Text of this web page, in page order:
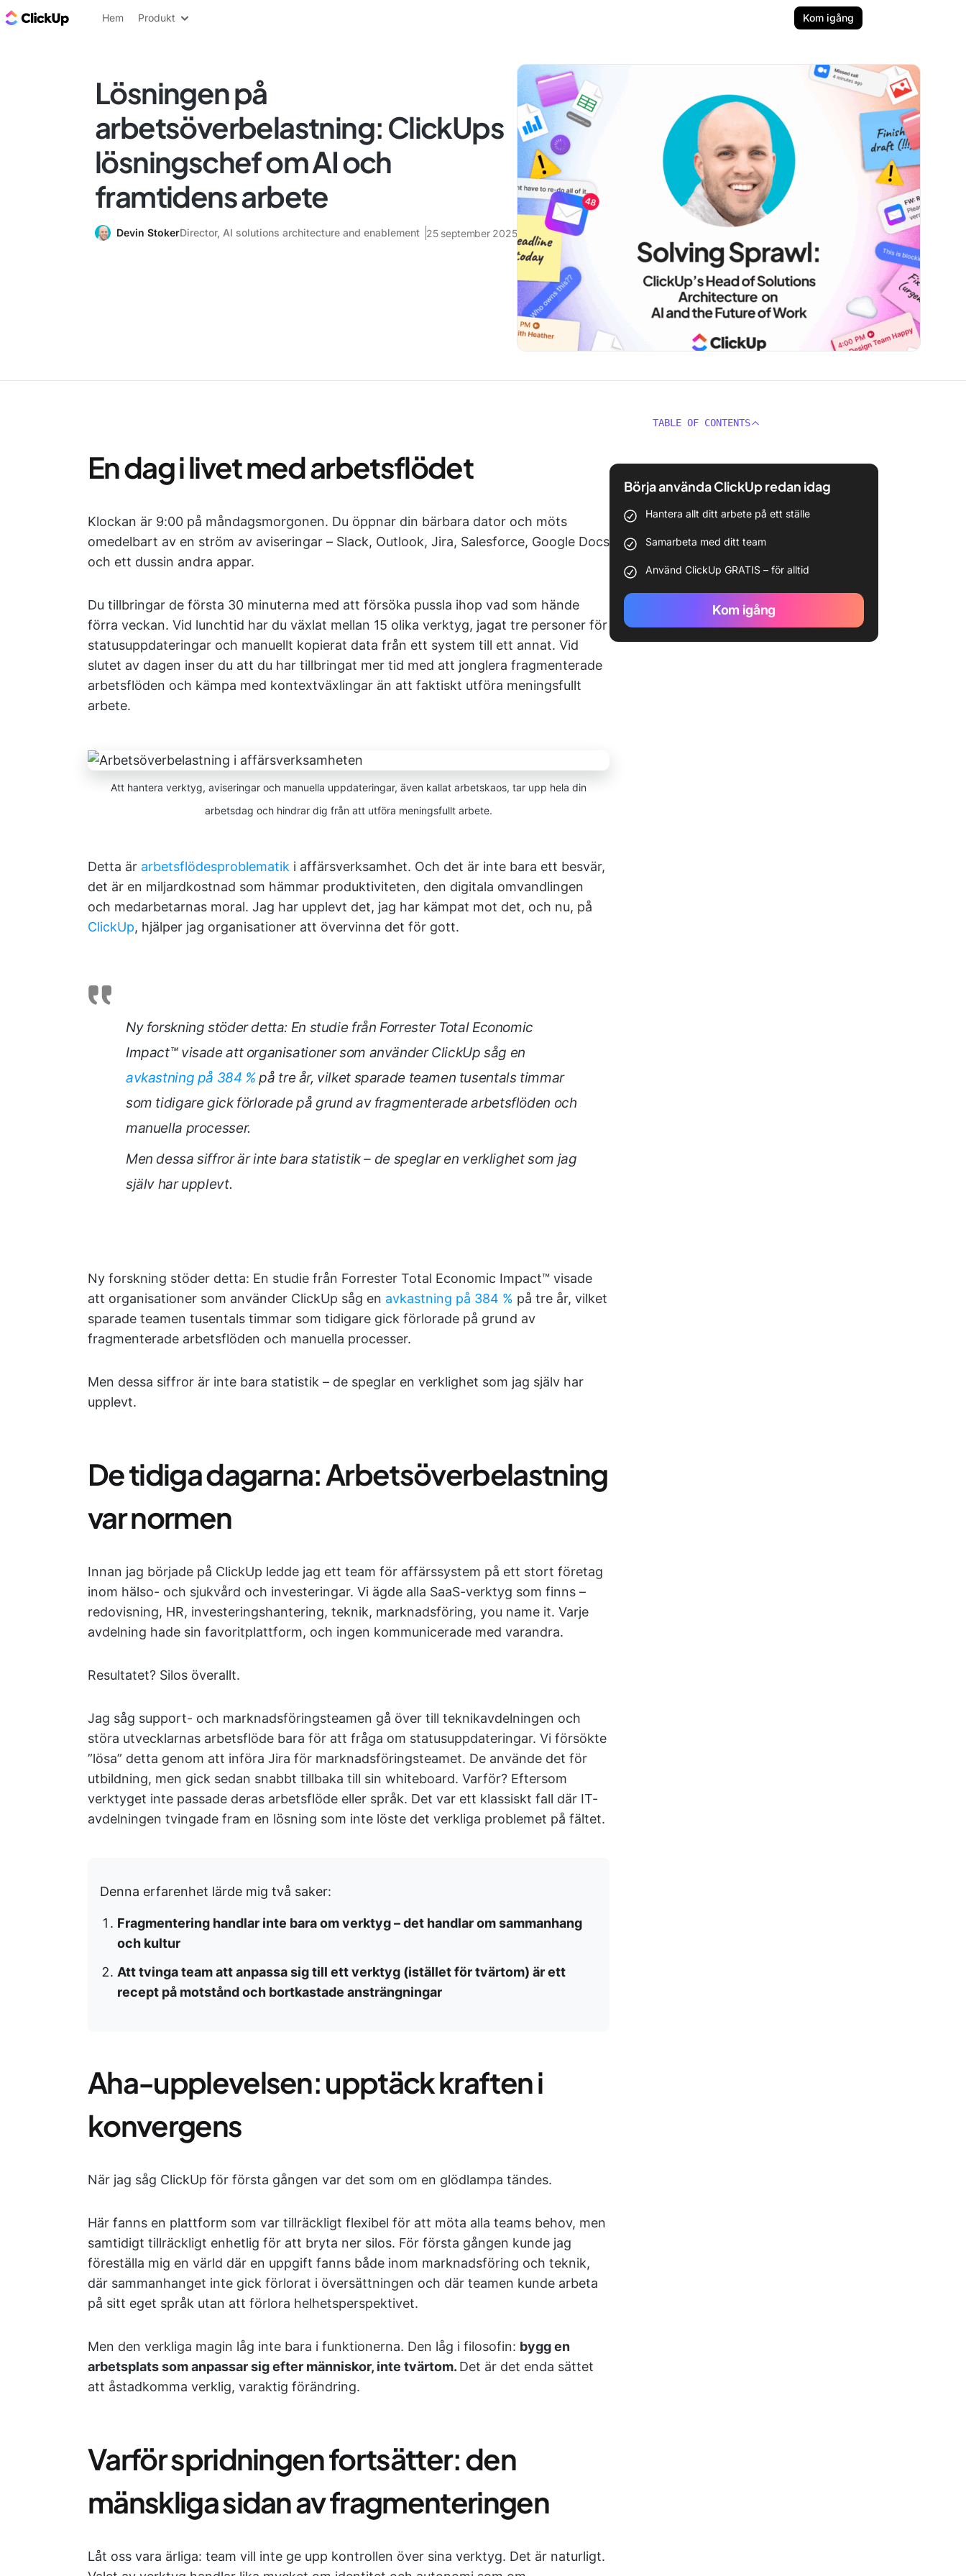
ClickUp-bloggen
Hem Produkt Kom igång
Lösningen på
arbetsöverbelastning: ClickUps
lösningschef om AI och
framtidens arbete
Devin StokerDirector, AI solutions architecture and enablement 25 september 2025
En dag i livet med arbetsflödet
Klockan är 9:00 på måndagsmorgonen. Du öppnar din bärbara dator och möts
omedelbart av en ström av aviseringar – Slack, Outlook, Jira, Salesforce, Google Docs
och ett dussin andra appar.
Du tillbringar de första 30 minuterna med att försöka pussla ihop vad som hände
förra veckan. Vid lunchtid har du växlat mellan 15 olika verktyg, jagat tre personer för
statusuppdateringar och manuellt kopierat data från ett system till ett annat. Vid
slutet av dagen inser du att du har tillbringat mer tid med att jonglera fragmenterade
arbetsflöden och kämpa med kontextväxlingar än att faktiskt utföra meningsfullt
arbete.
Att hantera verktyg, aviseringar och manuella uppdateringar, även kallat arbetskaos, tar upp hela din
arbetsdag och hindrar dig från att utföra meningsfullt arbete.
Detta är arbetsflödesproblematik i affärsverksamhet. Och det är inte bara ett besvär,
det är en miljardkostnad som hämmar produktiviteten, den digitala omvandlingen
och medarbetarnas moral. Jag har upplevt det, jag har kämpat mot det, och nu, på
ClickUp, hjälper jag organisationer att övervinna det för gott.
Ny forskning stöder detta: En studie från Forrester Total Economic
Impact™ visade att organisationer som använder ClickUp såg en
avkastning på 384 %på tre år, vilket sparade teamen tusentals timmar
som tidigare gick förlorade på grund av fragmenterade arbetsflöden och
manuella processer.
Men dessa siffror är inte bara statistik – de speglar en verklighet som jag
själv har upplevt.
Ny forskning stöder detta: En studie från Forrester Total Economic Impact™ visade
att organisationer som använder ClickUp såg en avkastning på 384 % på tre år, vilket
sparade teamen tusentals timmar som tidigare gick förlorade på grund av
fragmenterade arbetsflöden och manuella processer.
Men dessa siffror är inte bara statistik – de speglar en verklighet som jag själv har
upplevt.
De tidiga dagarna: Arbetsöverbelastning
var normen
Innan jag började på ClickUp ledde jag ett team för affärssystem på ett stort företag
inom hälso- och sjukvård och investeringar. Vi ägde alla SaaS-verktyg som finns –
redovisning, HR, investeringshantering, teknik, marknadsföring, you name it. Varje
avdelning hade sin favoritplattform, och ingen kommunicerade med varandra.
Resultatet? Silos överallt.
Jag såg support- och marknadsföringsteamen gå över till teknikavdelningen och
störa utvecklarnas arbetsflöde bara för att fråga om statusuppdateringar. Vi försökte
”lösa” detta genom att införa Jira för marknadsföringsteamet. De använde det för
utbildning, men gick sedan snabbt tillbaka till sin whiteboard. Varför? Eftersom
verktyget inte passade deras arbetsflöde eller språk. Det var ett klassiskt fall där IT-
avdelningen tvingade fram en lösning som inte löste det verkliga problemet på fältet.
Denna erfarenhet lärde mig två saker:
Fragmentering handlar inte bara om verktyg – det handlar om sammanhang
och kultur
Att tvinga team att anpassa sig till ett verktyg (istället för tvärtom) är ett
recept på motstånd och bortkastade ansträngningar
Aha-upplevelsen: upptäck kraften i
konvergens
När jag såg ClickUp för första gången var det som om en glödlampa tändes.
Här fanns en plattform som var tillräckligt flexibel för att möta alla teams behov, men
samtidigt tillräckligt enhetlig för att bryta ner silos. För första gången kunde jag
föreställa mig en värld där en uppgift fanns både inom marknadsföring och teknik,
där sammanhanget inte gick förlorat i översättningen och där teamen kunde arbeta
på sitt eget språk utan att förlora helhetsperspektivet.
Men den verkliga magin låg inte bara i funktionerna. Den låg i filosofin: bygg en
arbetsplats som anpassar sig efter människor, inte tvärtom. Det är det enda sättet
att åstadkomma verklig, varaktig förändring.
Varför spridningen fortsätter: den
mänskliga sidan av fragmenteringen
Låt oss vara ärliga: team vill inte ge upp kontrollen över sina verktyg. Det är naturligt.
TABLE OF CONTENTS
Börja använda ClickUp redan idag
Hantera allt ditt arbete på ett ställe
Samarbeta med ditt team
Använd ClickUp GRATIS – för alltid
Kom igång